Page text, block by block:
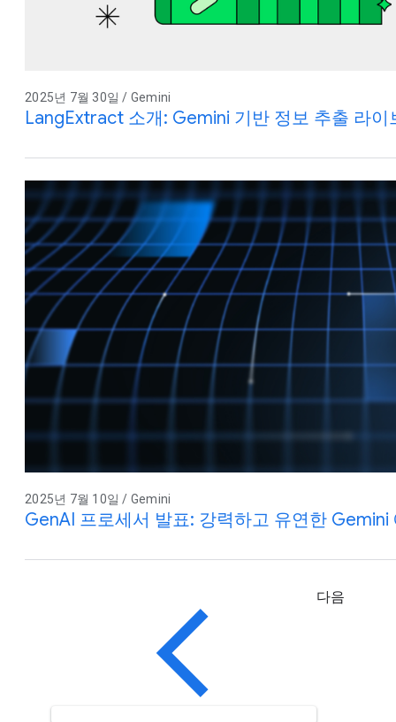
2025년 7월 30일 / Gemini
LangExtract 소개: Gemini 기반 정보 추출 라이
2025년 7월 10일 / Gemini
GenAI 프로세서 발표: 강력하고 유연한
다음